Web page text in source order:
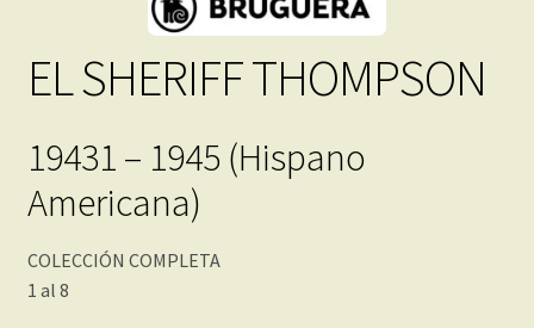
EL SHERIFF THOMPSON
19431 – 1945 (Hispano
Americana)
COLECCIÓN COMPLETA
1 al 8